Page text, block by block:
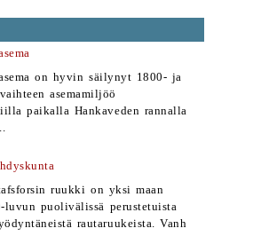
on hyvin säilynyt 1800- ja
asemamiljöö
paikalla Hankaveden rannalla
ruukki on yksi maan
luvun puolivälissä perustetuista
rautaruukeista. Vanh